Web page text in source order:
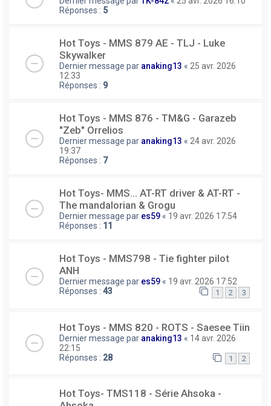
Réponses : 5
Hot Toys - MMS 879 AE - TLJ - Luke
Skywalker
Dernier message par anaking13 « 25 avr. 2026
12:33
Réponses : 9
Hot Toys - MMS 876 - TM&G - Garazeb
"Zeb" Orrelios
Dernier message par anaking13 « 24 avr. 2026
19:37
Réponses : 7
Hot Toys- MMS... AT-RT driver & AT-RT -
The mandalorian & Grogu
Dernier message par es59 « 19 avr. 2026 17:54
Réponses : 11
Hot Toys - MMS798 - Tie fighter pilot
ANH
Dernier message par es59 « 19 avr. 2026 17:52
Réponses : 43 1 2 3
Hot Toys - MMS 820 - ROTS - Saesee Tiin
Dernier message par anaking13 « 14 avr. 2026
22:15
Réponses : 28 1 2
Hot Toys- TMS118 - Série Ahsoka -